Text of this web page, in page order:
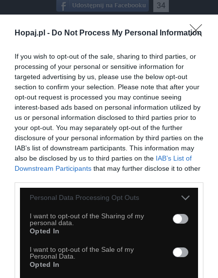
Hopaj.pl - Do Not Process My Personal Information
If you wish to opt-out of the sale, sharing to third parties, or
processing of your personal or sensitive information for
targeted advertising by us, please use the below opt-out
section to confirm your selection. Please note that after your
opt-out request is processed you may continue seeing
interest-based ads based on personal information utilized by
us or personal information disclosed to third parties prior to
your opt-out. You may separately opt-out of the further
disclosure of your personal information by third parties on the
IAB’s list of downstream participants. This information may
also be disclosed by us to third parties on the IAB’s List of
Downstream Participants that may further disclose it to other
Personal Data Processing Opt Outs
I want to opt-out of the Sharing of my
personal data.
Opted In
I want to opt-out of the Sale of my
Personal Data.
Opted In
34
Komentuj Dodaj do ulubionych Dodaj do przyjaciół
Kiedyś to były kreskówki